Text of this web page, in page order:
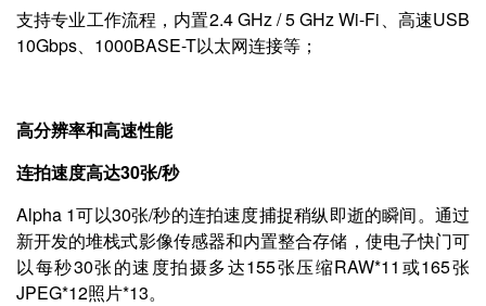
支持专业工作流程，内置2.4 GHz / 5 GHz Wi-Fi、高速USB
10Gbps、1000BASE-T以太网连接等；
高分辨率和高速性能
连拍速度高达30张/秒
Alpha 1可以30张/秒的连拍速度捕捉稍纵即逝的瞬间。通过
新开发的堆栈式影像传感器和内置整合存储，使电子快门可
以每秒30张的速度拍摄多达155张压缩RAW*11或165张
JPEG*12照片*13。